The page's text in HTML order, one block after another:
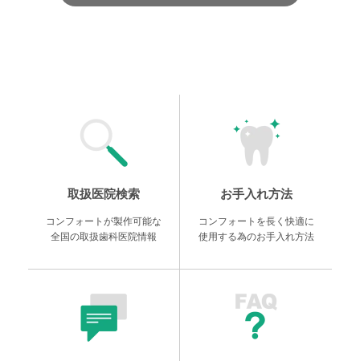
取扱医院検索
コンフォートが製作可能な
全国の取扱歯科医院情報
お手入れ方法
コンフォートを長く快適に
使用する為のお手入れ方法